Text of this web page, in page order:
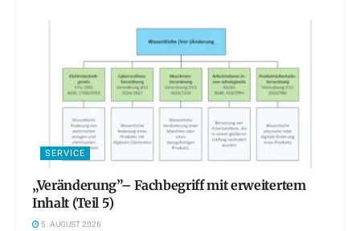
SERVICE
„Veränderung”– Fachbegriff mit erweitertem
Inhalt (Teil 5)
5. AUGUST 2026